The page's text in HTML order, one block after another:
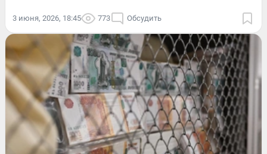
3 июня, 2026, 18:45 773 Обсудить